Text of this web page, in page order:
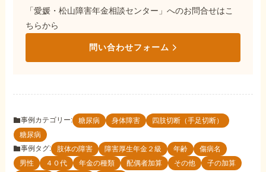
「愛媛・松山障害年金相談センター」へのお問合せはこ
ちらから
問い合わせフォーム
事例カテゴリー: 糖尿病 身体障害
四肢切断（手足切断）
糖尿病
事例タグ:
肢体の障害 障害厚生年金２級 年齢
傷病名
男性
４０代 年金の種類 配偶者加算 その他
子の加算